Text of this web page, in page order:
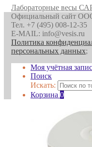
Лабораторные весы
Официальный сайт
Тел. +7 (495) 008-12-35
E-MAIL: info@vesis.ru
Политика
персональных данных;
Моя учётная
Поиск
Искать:
Корзина 0